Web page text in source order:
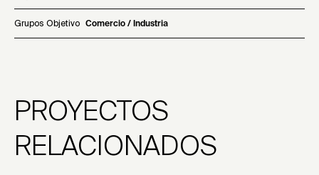
Grupos Objetivo Comercio / Industria
PROYECTOS
RELACIONADOS